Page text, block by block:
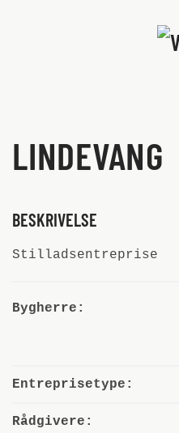
Skip to main
LINDEVANG
BESKRIVELSE
Stilladsentreprise
Bygherre:
Entreprisetype:
Rådgivere: